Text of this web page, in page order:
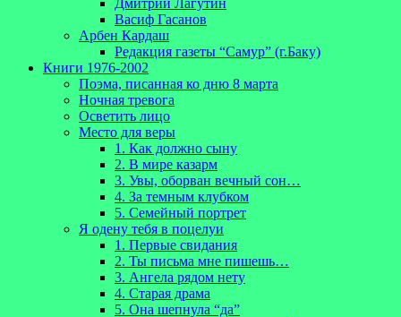
Дмитрий Лагутин
Васиф Гасанов
Арбен Кардаш
Редакция газеты “Самур” (г.Баку)
Книги 1976-2002
Поэма, писанная ко дню 8 марта
Ночная тревога
Осветить лицо
Место для веры
1. Как должно сыну
2. В мире казарм
3. Увы, оборван вечный сон…
4. За темным клубком
5. Семейный портрет
Я одену тебя в поцелуи
1. Первые свидания
2. Ты письма мне пишешь…
3. Ангела рядом нету
4. Старая драма
5. Она шепнула “да”